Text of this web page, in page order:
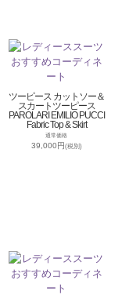
ツーピース カットソー＆
スカートツーピース
PAROLARI EMILIO PUCCI
Fabric Top & Skirt
通常価格
39,000円 (税別)